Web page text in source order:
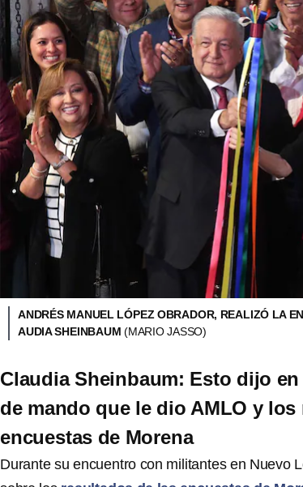
ANDRÉS MANUEL LÓPEZ OBRADOR, REALIZÓ LA
AUDIA SHEINBAUM(MARIO JASSO)
Claudia Sheinbaum: Esto dijo
de mando que le dio AMLO y
encuestas de Morena
Durante su encuentro con militantes en Nuevo